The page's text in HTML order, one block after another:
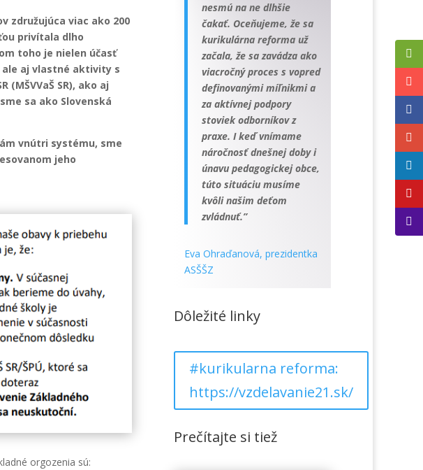
združujúca viac ako 200
privítala dlho
toho je nielen účasť
ale aj vlastné aktivity s
SR), ako aj
sa ako Slovenská
vnútri systému, sme
jeho
orgozenia sú:
nesmú na ne dlhšie
čakať. Oceňujeme, že sa
kurikulárna reforma už
začala, že sa zavádza ako
viacročný proces s vopred
definovanými míľnikmi a
za aktívnej podpory
stoviek odborníkov z
praxe. I keď vnímame
náročnosť dnešnej doby i
únavu pedagogickej obce,
túto situáciu musíme
kvôli našim deťom
zvládnuť.”
Eva Ohraďanová, prezidentka
ASŠŠZ
Dôležité linky
#kurikularna reforma:
https://vzdelavanie21.sk/
Prečítajte si tiež